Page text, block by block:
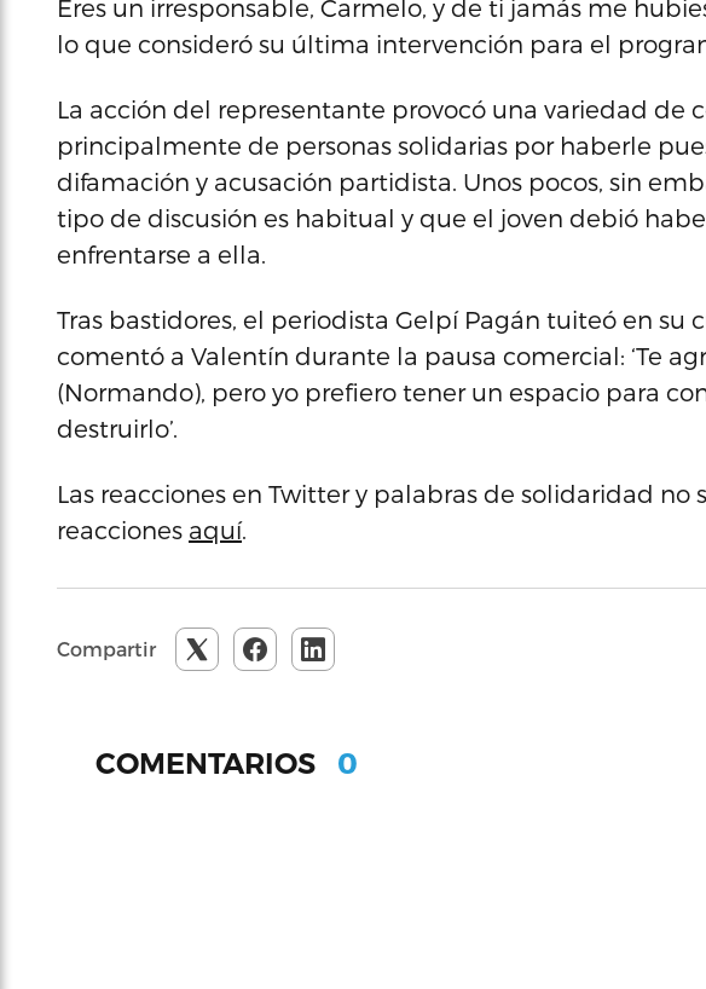
Eres un irresponsable, Carmelo, y de ti jamás me
lo que consideró su última intervención para el
La acción del representante provocó una variedad de
principalmente de personas solidarias por haberle
difamación y acusación partidista. Unos pocos, sin
tipo de discusión es habitual y que el joven debió
enfrentarse a ella.
Tras bastidores, el periodista Gelpí Pagán tuiteó en su
comentó a Valentín durante la pausa comercial: ‘Te
(Normando), pero yo prefiero tener un espacio para
destruirlo’.
Las reacciones en Twitter y palabras de solidaridad no
reacciones aquí.
Compartir
COMENTARIOS 0